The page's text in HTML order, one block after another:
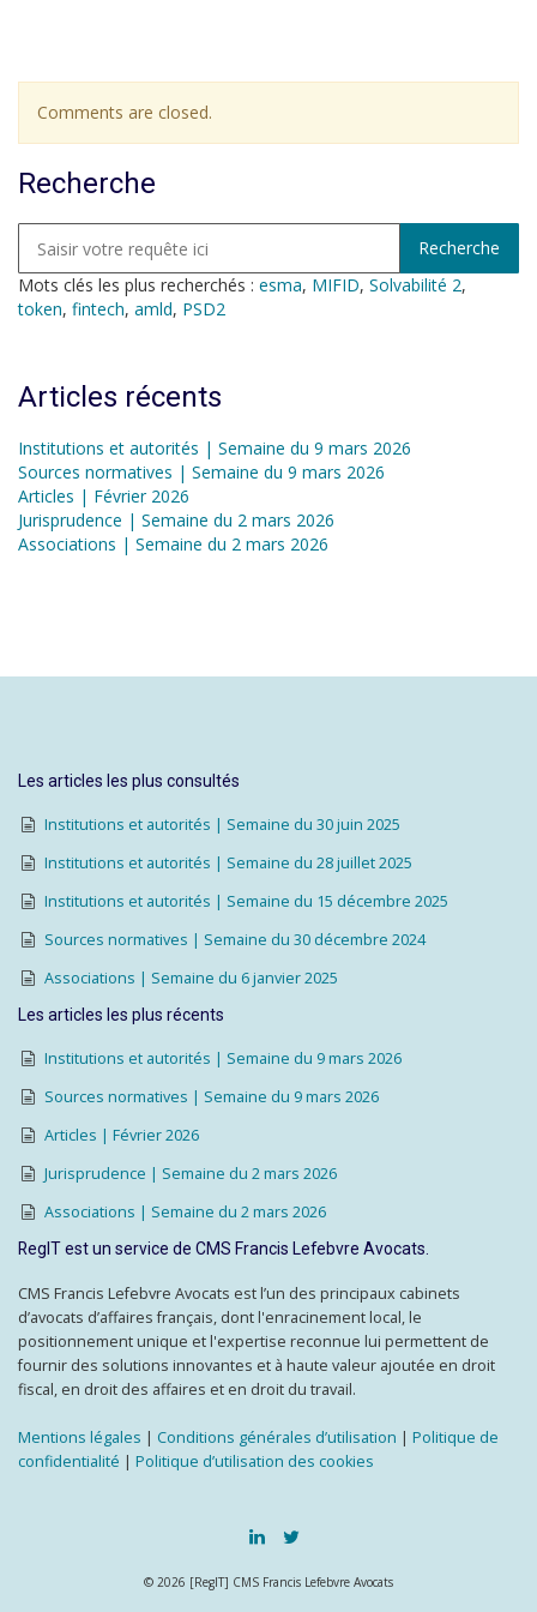
Comments are closed.
Recherche
Mots clés les plus recherchés : esma, MIFID, Solvabilité 2,
token, fintech, amld, PSD2
Articles récents
Institutions et autorités | Semaine du 9 mars 2026
Sources normatives | Semaine du 9 mars 2026
Articles | Février 2026
Jurisprudence | Semaine du 2 mars 2026
Associations | Semaine du 2 mars 2026
Les articles les plus consultés
Institutions et autorités | Semaine du 30 juin 2025
Institutions et autorités | Semaine du 28 juillet 2025
Institutions et autorités | Semaine du 15 décembre 2025
Sources normatives | Semaine du 30 décembre 2024
Associations | Semaine du 6 janvier 2025
Les articles les plus récents
Institutions et autorités | Semaine du 9 mars 2026
Sources normatives | Semaine du 9 mars 2026
Articles | Février 2026
Jurisprudence | Semaine du 2 mars 2026
Associations | Semaine du 2 mars 2026
RegIT est un service de CMS Francis Lefebvre Avocats.
CMS Francis Lefebvre Avocats est l’un des principaux cabinets
d’avocats d’affaires français, dont l'enracinement local, le
positionnement unique et l'expertise reconnue lui permettent de
fournir des solutions innovantes et à haute valeur ajoutée en droit
fiscal, en droit des affaires et en droit du travail.
Mentions légales | Conditions générales d’utilisation | Politique de
confidentialité | Politique d’utilisation des cookies
© 2026 [RegIT] CMS Francis Lefebvre Avocats